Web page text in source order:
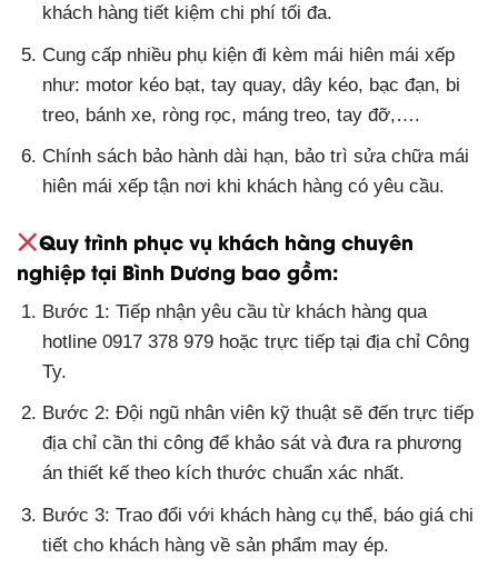
khách hàng tiết kiệm chi phí tối đa.
Cung cấp nhiều phụ kiện đi kèm mái hiên mái xếp
như: motor kéo bạt, tay quay, dây kéo, bạc đạn, bi
treo, bánh xe, ròng rọc, máng treo, tay đỡ,….
Chính sách bảo hành dài hạn, bảo trì sửa chữa mái
hiên mái xếp tận nơi khi khách hàng có yêu cầu.
Quy trình phục vụ khách hàng chuyên
nghiệp tại Bình Dương bao gồm:
Bước 1: Tiếp nhận yêu cầu từ khách hàng qua
hotline 0917 378 979 hoặc trực tiếp tại địa chỉ Công
Ty.
Bước 2: Đội ngũ nhân viên kỹ thuật sẽ đến trực tiếp
địa chỉ cần thi công để khảo sát và đưa ra phương
án thiết kế theo kích thước chuẩn xác nhất.
Bước 3: Trao đổi với khách hàng cụ thể, báo giá chi
tiết cho khách hàng về sản phẩm may ép.